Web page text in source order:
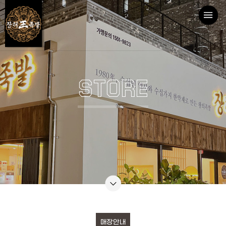
STORE
매장안내